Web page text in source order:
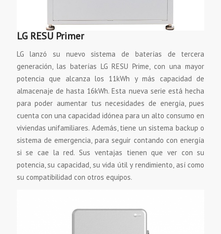
LG RESU Primer
LG lanzó su nuevo sistema de baterías de tercera
generación, las baterías LG RESU Prime, con una mayor
potencia que alcanza los 11kWh y más capacidad de
almacenaje de hasta 16kWh. Esta nueva serie está hecha
para poder aumentar tus necesidades de energía, pues
cuenta con una capacidad idónea para un alto consumo en
viviendas unifamiliares. Además, tiene un sistema backup o
sistema de emergencia, para seguir contando con energía
si se cae la red. Sus ventajas tienen que ver con su
potencia, su capacidad, su vida útil y rendimiento, así como
su compatibilidad con otros equipos.